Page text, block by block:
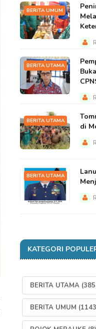
BERITA UMUM
BERITA UTAMA
BERITA UTAMA
di
BERITA UTAMA
KATEGORI
BERITA UTAMA
BERITA UMUM